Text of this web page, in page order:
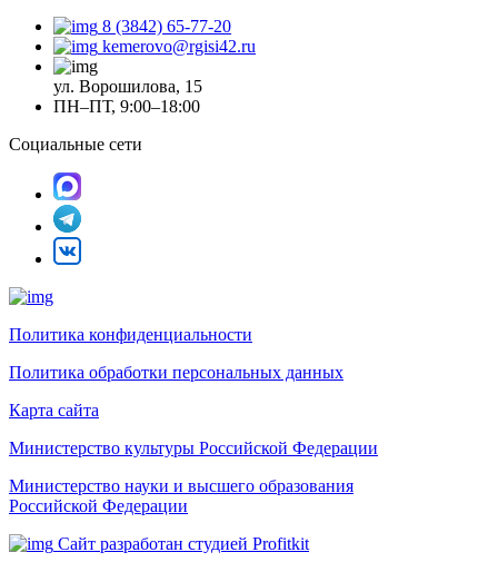
8 (3842) 65-77-20
kemerovo@rgisi42.ru
ул. Ворошилова, 15
ПН–ПТ, 9:00–18:00
Социальные сети
Политика конфиденциальности
Политика обработки персональных данных
Карта сайта
Министерство культуры Российской Федерации
Министерство науки и высшего образования
Российской Федерации
Сайт разработан студией Profitkit